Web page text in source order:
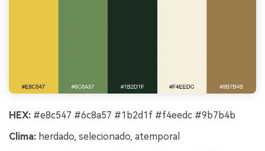
HEX: #e8c547 #6c8a57 #1b2d1f #f4eedc #9b7b4b
Clima: herdado, selecionado, atemporal